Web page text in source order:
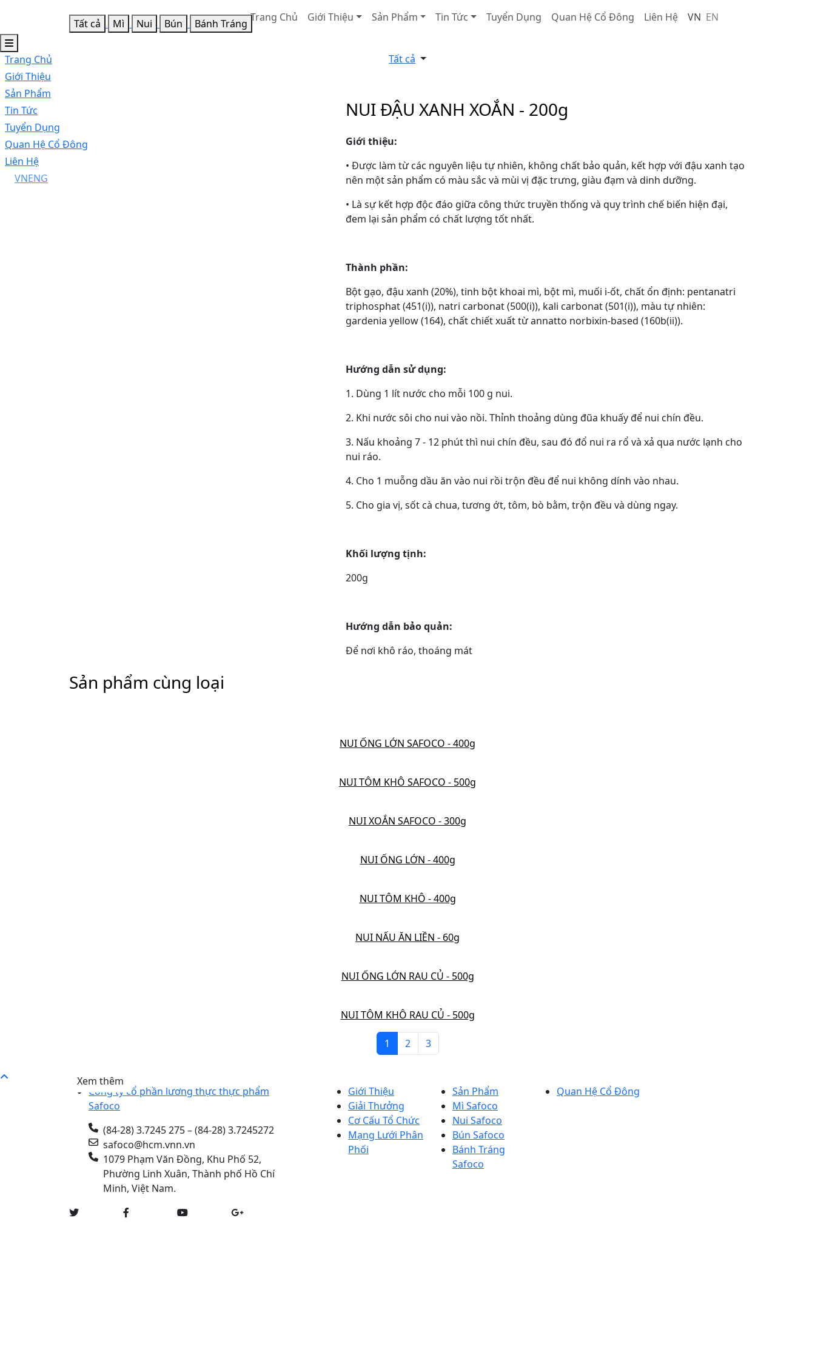
Trang Chủ Giới Thiệu Sản Phẩm Tin Tức Tuyển Dụng Quan Hệ Cổ Đông Liên Hệ VN EN
Trang Chủ
Giới Thiệu
Sản Phẩm
Tin Tức
Tuyển Dụng
Quan Hệ Cổ Đông
Liên Hệ
VNENG
Tất cả Mì Nui Bún Bánh Tráng
Tất cả
NUI ĐẬU XANH XOẮN - 200g
Giới thiệu:
• Được làm từ các nguyên liệu tự nhiên, không chất bảo quản, kết hợp với đậu xanh tạo
nên một sản phẩm có màu sắc và mùi vị đặc trưng, giàu đạm và dinh dưỡng.
• Là sự kết hợp độc đáo giữa công thức truyền thống và quy trình chế biến hiện đại,
đem lại sản phẩm có chất lượng tốt nhất.
Thành phần:
Bột gạo, đậu xanh (20%), tinh bột khoai mì, bột mì, muối i-ốt, chất ổn định: pentanatri
triphosphat (451(i)), natri carbonat (500(i)), kali carbonat (501(i)), màu tự nhiên:
gardenia yellow (164), chất chiết xuất từ annatto norbixin-based (160b(ii)).
Hướng dẫn sử dụng:
1. Dùng 1 lít nước cho mỗi 100 g nui.
2. Khi nước sôi cho nui vào nồi. Thỉnh thoảng dùng đũa khuấy để nui chín đều.
3. Nấu khoảng 7 - 12 phút thì nui chín đều, sau đó đổ nui ra rổ và xả qua nước lạnh cho
nui ráo.
4. Cho 1 muỗng dầu ăn vào nui rồi trộn đều để nui không dính vào nhau.
5. Cho gia vị, sốt cà chua, tương ớt, tôm, bò bằm, trộn đều và dùng ngay.
Khối lượng tịnh:
200g
Hướng dẫn bảo quản:
Để nơi khô ráo, thoáng mát
Sản phẩm cùng loại
NUI ỐNG LỚN SAFOCO - 400g
NUI TÔM KHÔ SAFOCO - 500g
NUI XOẮN SAFOCO - 300g
NUI ỐNG LỚN - 400g
NUI TÔM KHÔ - 400g
NUI NẤU ĂN LIỀN - 60g
NUI ỐNG LỚN RAU CỦ - 500g
NUI TÔM KHÔ RAU CỦ - 500g
1 2 3
Xem thêm
Công ty cổ phần lương thực thực phẩm
Safoco
(84-28) 3.7245 275 – (84-28) 3.7245272
safoco@hcm.vnn.vn
1079 Phạm Văn Đồng, Khu Phố 52,
Phường Linh Xuân, Thành phố Hồ Chí
Minh, Việt Nam.
Giới Thiệu
Giải Thưởng
Cơ Cấu Tổ Chức
Mạng Lưới Phân
Phối
Sản Phẩm
Mì Safoco
Nui Safoco
Bún Safoco
Bánh Tráng
Safoco
Quan Hệ Cổ Đông